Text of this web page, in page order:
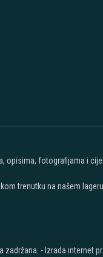
fotografijama i
trenutku na našem lageru.
zadržana. - Izrada internet